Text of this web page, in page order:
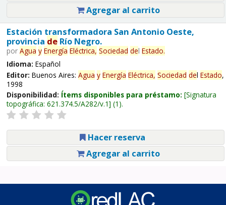
Agregar al carrito
Estación transformadora San Antonio Oeste,
provincia deRío Negro.
por Agua y Energía Eléctrica, Sociedad del Estado.
Idioma: Español
Editor: Buenos Aires: Agua y Energía Eléctrica, Sociedad del Estado,
1998
Disponibilidad: Ítems disponibles para préstamo: Signatura
topográfica: 621.374.5/A282/v.1 (1).
Hacer reserva
Agregar al carrito